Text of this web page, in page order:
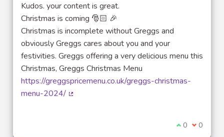
Kudos. your content is great.
Christmas is coming 🎅🏻 🎉
Christmas is incomplete without Greggs and
obviously Greggs cares about you and your
festivities. Greggs offering a very delicious menu this
Christmas, Greggs Christmas Menu
https://greggspricemenu.co.uk/greggs-christmas-
menu-2024/
Je suis
0 Je ne
0